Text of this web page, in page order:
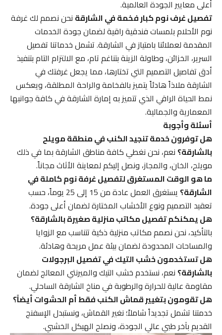
أعلى معايير الجودة العالمية.
تفصيل غرف نوم كبار فخمة في الشارقةنحن نصمم لك غرفة
نوم الأحلام بلمسات فندقية راقية لضمان جودة الخدمات
المقدمة لعملائنا بامتياز في الشارقة. تشمل خدماتنا تفصيل
السرير، الخزائن، وطاولة الزينة بتناغم تام، مع الالتزام التام بتنفيذ
أدق تفاصيل التصميم التي تختارها، مما يجعل غرفتك في
الشارقة ملاذاً هادئاً يتميز بالفخامة والراحة المطلقة، ويعكس
نمط الحياة الراقي الذي تتميز به إمارة الشارقة في كافة جوانبها
المعمارية والجمالية.
أسئلة وأجوبة
هل توفرون خدمة تنجيد الكنب في منطقة مويلح
بالشارقة؟نعم، نحن نغطي كافة مناطق الشارقة بما في ذلك
مويلح، الخان، والمجاز، ونصل إليكم لمعاينة الأثاث مجاناً.
ما هو الوقت المستغرق لتفصيل غرفة نوم كاملة في
الشارقة؟
يستغرق العمل عادة من 15 إلى 25 يوماً، حسب
تعقيد التصميم ونوع الأخشاب المختارة لضمان أعلى جودة.
هل يمكنكم تفصيل مكاتب منزلية صغيرة بالشارقة؟
بالتأكيد، نحن نصمم مكاتب منزلية ذكية تتناسب مع الزوايا
والمساحات المحدودة لضمان بيئة عمل مريحة وهادئة.
هل تستخدمون خشب التيك في تفصيل البرجولات
بالشارقة؟نعم، نستخدم خشب التيك والميرنتي المعالج لضمان
مقاومة عالية للحرارة والرطوبة في مناخ الشارقة الساحلي.
هل تقومون بتغيير قماش الكنب فقط أم الحشوات أيضاً؟
خدمتنا تشمل تجديداً شاملاً؛ نغير القماش، ونستبدل الإسفنج
القديم بآخر طبي عالي الجودة، ونصلح الهيكل الخشبي.